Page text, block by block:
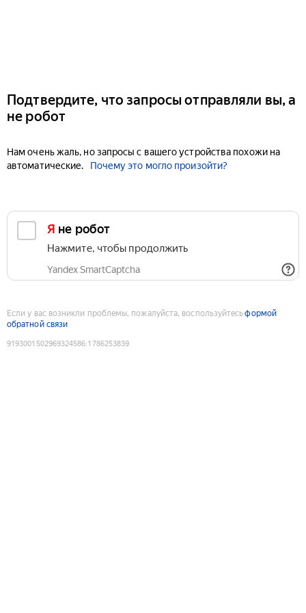
Подтвердите, что запросы отправляли вы, а
не робот
Нам очень жаль, но запросы с вашего устройства похожи на
автоматические.
Почему это могло произойти?
Я не робот
Нажмите, чтобы продолжить
Yandex SmartCaptcha
Если у вас возникли проблемы, пожалуйста, воспользуйтесьформой
обратной связи
9193001502969324586:1786253839